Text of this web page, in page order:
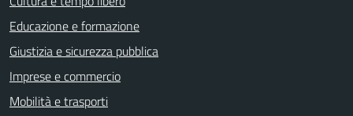
Educazione e formazione
Giustizia e sicurezza pubblica
Imprese e commercio
Mobilità e trasporti